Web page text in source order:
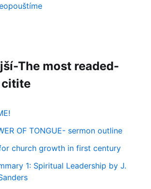
The most readed-
citite
OF TONGUE- sermon outline
church growth in first century
1: Spiritual Leadership by J.